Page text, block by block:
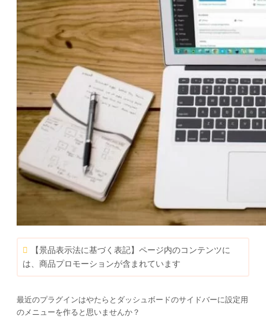
【景品表示法に基づく表記】ページ内のコンテンツに
は、商品プロモーションが含まれています
最近のプラグインはやたらとダッシュボードのサイドバーに設定用
のメニューを作ると思いませんか？